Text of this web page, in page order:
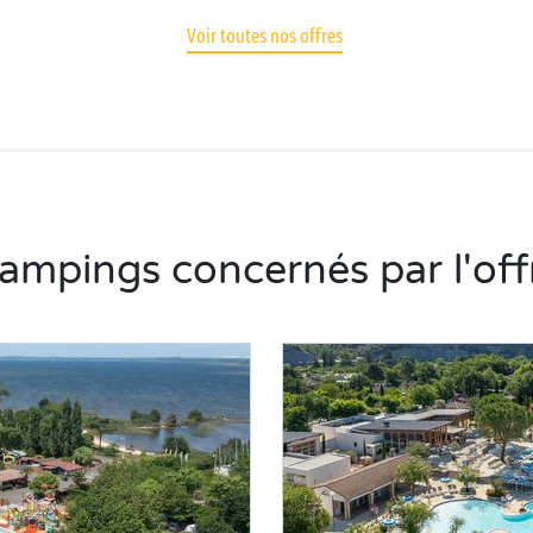
Voir toutes nos offres
concernés par